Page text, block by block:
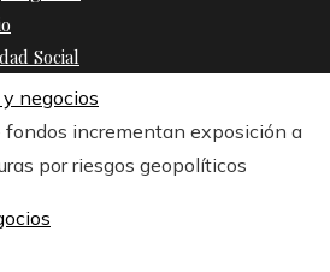
Social
negocios
fondos incrementan exposición a
por riesgos geopolíticos